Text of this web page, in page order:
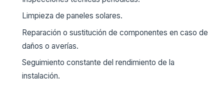
Limpieza de paneles solares.
Reparación o sustitución de componentes en caso de
daños o averías.
Seguimiento constante del rendimiento de la
instalación.